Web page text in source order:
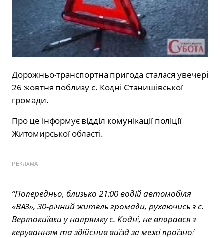
Дорожньо-транспортна пригода сталася увечері
26 жовтня поблизу с. Кодні Станишівської
громади.
Про це інформує відділ комунікації поліції
Житомирської області.
РЕКЛАМА
“Попередньо, близько 21:00 водій автомобіля
«ВАЗ», 30-річний житель громади, рухаючись з с.
Вертокиївки у напрямку с. Кодні, не впорався з
керуванням та здійснив виїзд за межі проїзної